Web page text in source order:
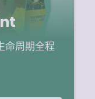
命周期全程